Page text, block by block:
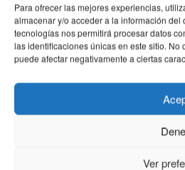
Para ofrecer las mejores experiencias,
almacenar y/o acceder a la información
tecnologías nos permitirá procesar datos
las identificaciones únicas en este sitio. No
puede afectar negativamente a ciertas
Ver
pueden
elegir
en
la
de
MULTIPLUS
precios: